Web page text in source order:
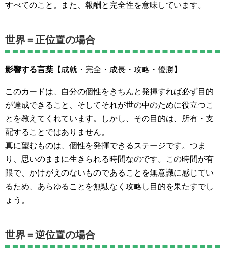
すべてのこと。また、報酬と完全性を意味しています。
世界＝正位置の場合
影響する言葉 【成就・完全・成長・攻略・優勝】
このカードは、自分の個性をきちんと発揮すれば必ず目的
が達成できること、そしてそれが世の中のために役立つこ
とを教えてくれています。しかし、その目的は、所有・支
配することではありません。
真に望むものは、個性を発揮できるステージです。つま
り、思いのままに生きられる時間なのです。この時間が有
限で、かけがえのないものであることを無意識に感じてい
るため、あらゆることを無駄なく攻略し目的を果たすでし
ょう。
世界＝逆位置の場合